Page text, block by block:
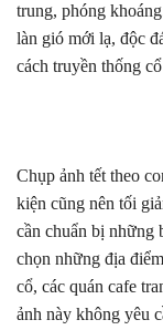
trung, phóng
làn gió mới lạ, độc
cách truyền thống
Chụp ảnh tết theo
kiện cũng nên tối
cần chuẩn bị những
chọn những địa
cổ, các quán cafe
ảnh này không yêu